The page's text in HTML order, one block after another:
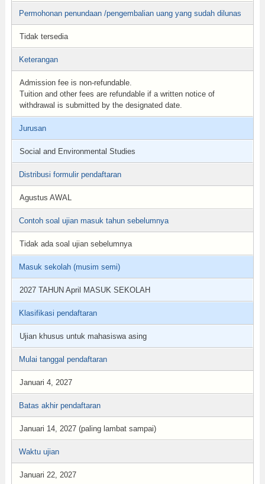
Permohonan penundaan /pengembalian uang yang sudah dilunas
Tidak tersedia
Keterangan
Admission fee is non-refundable.
Tuition and other fees are refundable if a written notice of
withdrawal is submitted by the designated date.
Jurusan
Social and Environmental Studies
Distribusi formulir pendaftaran
Agustus AWAL
Contoh soal ujian masuk tahun sebelumnya
Tidak ada soal ujian sebelumnya
Masuk sekolah (musim semi)
2027 TAHUN April MASUK SEKOLAH
Klasifikasi pendaftaran
Ujian khusus untuk mahasiswa asing
Mulai tanggal pendaftaran
Januari 4, 2027
Batas akhir pendaftaran
Januari 14, 2027 (paling lambat sampai)
Waktu ujian
Januari 22, 2027